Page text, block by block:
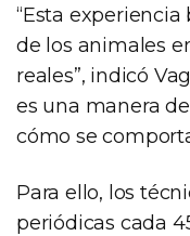
“Esta
de los animales
reales”, indicó
es una manera
cómo se
Para ello, los
periódicas cada